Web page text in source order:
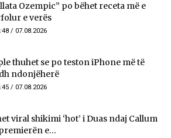
Ozempic” po bëhet receta më e
e verës
/ 07.08.2026
thuhet se po teston iPhone më të
ndonjëherë
/ 07.08.2026
viral shikimi ‘hot’ i Duas ndaj Callum
e...